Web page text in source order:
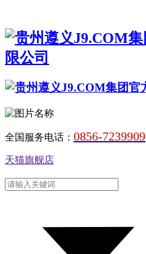
全国服务电话： 0856-7239909
天猫旗舰店